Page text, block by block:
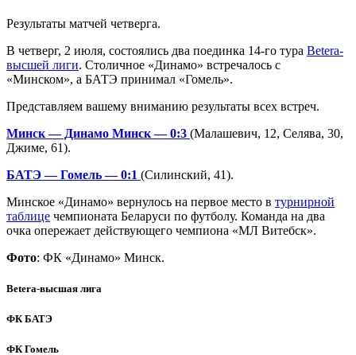
Результаты матчей четверга.
В четверг, 2 июля, состоялись два поединка 14-го тура Betera-
высшей лиги. Столичное «Динамо» встречалось с
«Минском», а БАТЭ принимал «Гомель».
Представляем вашему вниманию результаты всех встреч.
Минск — Динамо Минск — 0:3 (Малашевич, 12, Селява, 30,
Джиме, 61).
БАТЭ — Гомель — 0:1 (Силинский, 41).
Минское «Динамо» вернулось на первое место в турнирной
таблице чемпионата Беларуси по футболу. Команда на два
очка опережает действующего чемпиона «МЛ Витебск».
Фото: ФК «Динамо» Минск.
Betera-высшая лига
ФК БАТЭ
ФК Гомель